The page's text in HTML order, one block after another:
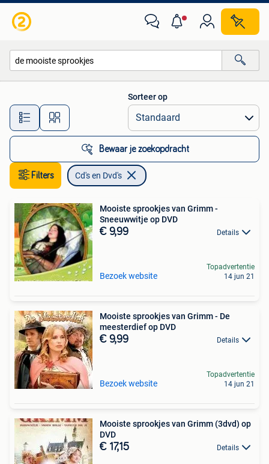
Alle afstanden…
Sorteer op
Bewaar je zoekopdracht
Filters Cd's en Dvd's
Mooiste sprookjes van Grimm -
Sneeuwwitje op DVD
€ 9,99 Details
Bezoek website
Topadvertentie
14 jun 21
Mooiste sprookjes van Grimm - De
meesterdief op DVD
€ 9,99 Details
Bezoek website
Topadvertentie
14 jun 21
Mooiste sprookjes van Grimm (3dvd) op
DVD
€ 17,15 Details